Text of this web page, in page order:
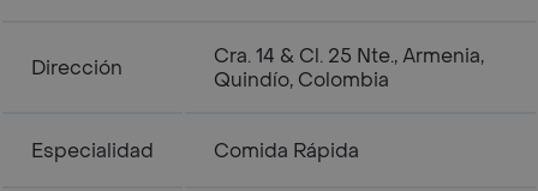
Dirección
Cra. 14 & Cl. 25 Nte., Armenia,
Quindío, Colombia
Especialidad Comida Rápida